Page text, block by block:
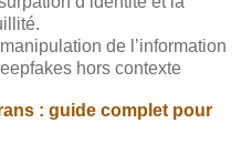
de l’information
hors contexte
: guide complet pour